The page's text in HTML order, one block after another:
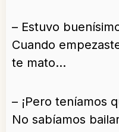
– Estuvo
Cuando
te mato…
– ¡Pero teníamos
No sabíamos